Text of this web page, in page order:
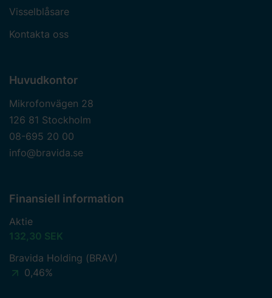
Visselblåsare
Kontakta oss
Huvudkontor
Mikrofonvägen 28
126 81 Stockholm
08-695 20 00
info@bravida.se
Finansiell information
Aktie
132,30 SEK
Bravida Holding (BRAV)
0,46%